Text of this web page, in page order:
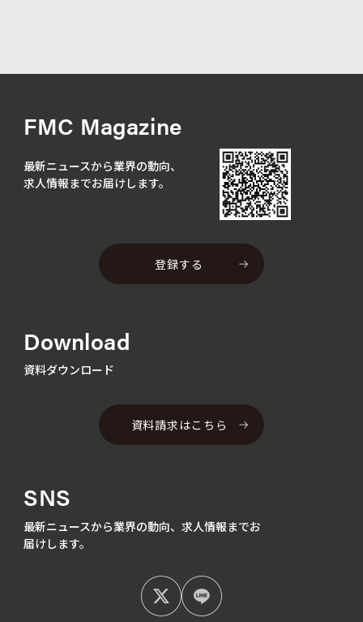
FMC Magazine
最新ニュースから業界の動向、
求人情報までお届けします。
登録する
Download
資料ダウンロード
資料請求はこちら
SNS
最新ニュースから業界の動向、 求人情報までお
届けします。